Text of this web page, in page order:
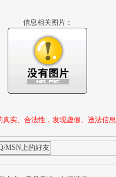
信息相关图片：
真实、合法性，发现虚假、违法信息